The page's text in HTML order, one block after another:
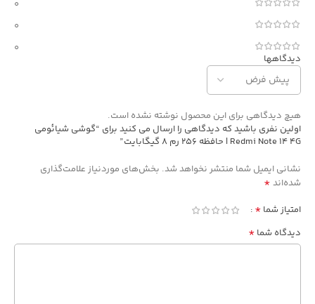
0
0
0
دیدگاهها
هیچ دیدگاهی برای این محصول نوشته نشده است.
اولین نفری باشید که دیدگاهی را ارسال می کنید برای “گوشی شیائومی
Redmi Note 14 4G | حافظه 256 رم 8 گیگابایت”
نشانی ایمیل شما منتشر نخواهد شد. بخش‌های موردنیاز علامت‌گذاری
شده‌اند *
امتیاز شما *
دیدگاه شما *